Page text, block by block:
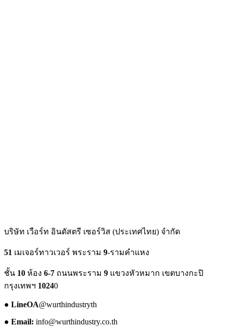
บริษัท เวือร์ท อินดัสตรี เซอร์วิส (ประเทศไทย) จำกัด
51 เมเจอร์ทาวเวอร์ พระราม 9-รามคำแหง
ชั้น 10 ห้อง 6-7 ถนนพระราม 9 แขวงหัวหมาก เขตบางกะปิ
กรุงเทพฯ 10240
● LineOA@wurthindustryth
● Email: info@wurthindustry.co.th